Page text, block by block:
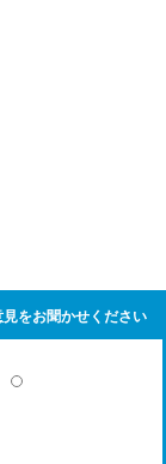
をお聞かせください